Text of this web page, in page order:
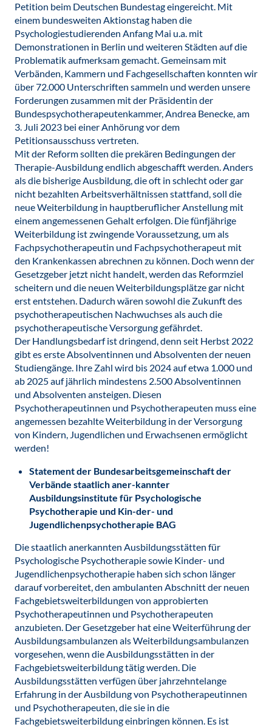
Petition beim Deutschen Bundestag eingereicht. Mit
einem bundesweiten Aktionstag haben die
Psychologiestudierenden Anfang Mai u.a. mit
Demonstrationen in Berlin und weiteren Städten auf die
Problematik aufmerksam gemacht. Gemeinsam mit
Verbänden, Kammern und Fachgesellschaften konnten wir
über 72.000 Unterschriften sammeln und werden unsere
Forderungen zusammen mit der Präsidentin der
Bundespsychotherapeutenkammer, Andrea Benecke, am
3. Juli 2023 bei einer Anhörung vor dem
Petitionsausschuss vertreten.
Mit der Reform sollten die prekären Bedingungen der
Therapie-Ausbildung endlich abgeschafft werden. Anders
als die bisherige Ausbildung, die oft in schlecht oder gar
nicht bezahlten Arbeitsverhältnissen stattfand, soll die
neue Weiterbildung in hauptberuflicher Anstellung mit
einem angemessenen Gehalt erfolgen. Die fünfjährige
Weiterbildung ist zwingende Voraussetzung, um als
Fachpsychotherapeutin und Fachpsychotherapeut mit
den Krankenkassen abrechnen zu können. Doch wenn der
Gesetzgeber jetzt nicht handelt, werden das Reformziel
scheitern und die neuen Weiterbildungsplätze gar nicht
erst entstehen. Dadurch wären sowohl die Zukunft des
psychotherapeutischen Nachwuchses als auch die
psychotherapeutische Versorgung gefährdet.
Der Handlungsbedarf ist dringend, denn seit Herbst 2022
gibt es erste Absolventinnen und Absolventen der neuen
Studiengänge. Ihre Zahl wird bis 2024 auf etwa 1.000 und
ab 2025 auf jährlich mindestens 2.500 Absolventinnen
und Absolventen ansteigen. Diesen
Psychotherapeutinnen und Psychotherapeuten muss eine
angemessen bezahlte Weiterbildung in der Versorgung
von Kindern, Jugendlichen und Erwachsenen ermöglicht
werden!
Statement der Bundesarbeitsgemeinschaft der
Verbände staatlich aner-kannter
Ausbildungsinstitute für Psychologische
Psychotherapie und Kin-der- und
Jugendlichenpsychotherapie BAG
Die staatlich anerkannten Ausbildungsstätten für
Psychologische Psychotherapie sowie Kinder- und
Jugendlichenpsychotherapie haben sich schon länger
darauf vorbereitet, den ambulanten Abschnitt der neuen
Fachgebietsweiterbildungen von approbierten
Psychotherapeutinnen und Psychotherapeuten
anzubieten. Der Gesetzgeber hat eine Weiterführung der
Ausbildungsambulanzen als Weiterbildungsambulanzen
vorgesehen, wenn die Ausbildungsstätten in der
Fachgebietsweiterbildung tätig werden. Die
Ausbildungsstätten verfügen über jahrzehntelange
Erfahrung in der Ausbildung von Psychotherapeutinnen
und Psychotherapeuten, die sie in die
Fachgebietsweiterbildung einbringen können. Es ist